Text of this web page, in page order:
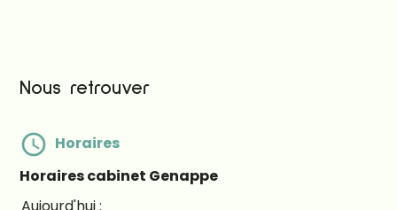
Nous retrouver
schedule Horaires
Horaires cabinet Genappe